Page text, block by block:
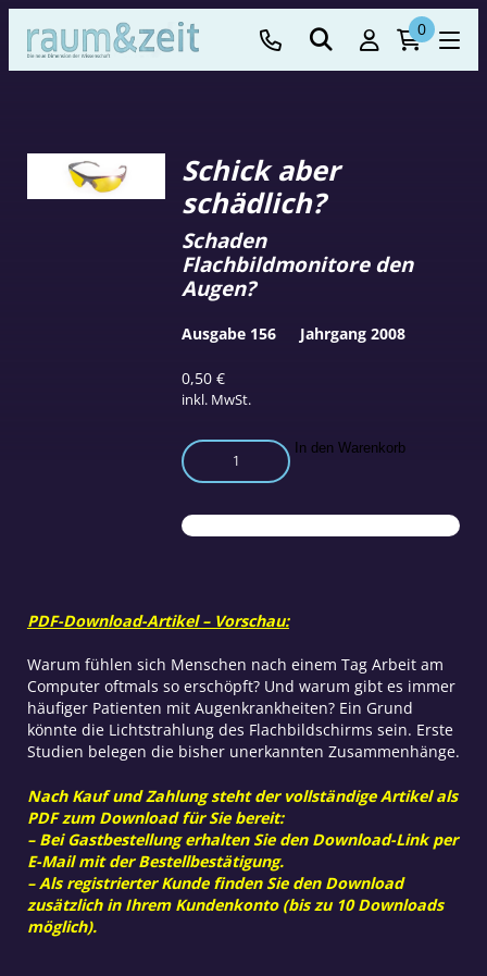
0
Schick aber
schädlich?
0,50€
inkl. MwSt.
Schaden
Flachbildmonitore den
Augen?
Schick
aber
Menge
In den Warenkorb
Ausgabe 156 Jahrgang 2008
PDF-Download-Artikel – Vorschau:
Warum fühlen sich Menschen nach einem Tag Arbeit am
Computer oftmals so erschöpft? Und warum gibt es immer
häufiger Patienten mit Augenkrankheiten? Ein Grund
könnte die Lichtstrahlung des Flachbildschirms sein. Erste
Studien belegen die bisher unerkannten Zusammenhänge.
Nach Kauf und Zahlung steht der vollständige Artikel als
PDF zum Download für Sie bereit:
– Bei Gastbestellung erhalten Sie den Download-Link per
E-Mail mit der Bestellbestätigung.
– Als registrierter Kunde finden Sie den Download
zusätzlich in Ihrem Kundenkonto (bis zu 10 Downloads
möglich).